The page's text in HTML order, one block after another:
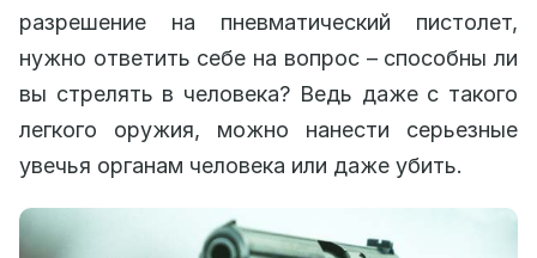
разрешение на пневматический пистолет,
нужно ответить себе на вопрос – способны ли
вы стрелять в человека? Ведь даже с такого
легкого оружия, можно нанести серьезные
увечья органам человека или даже убить.